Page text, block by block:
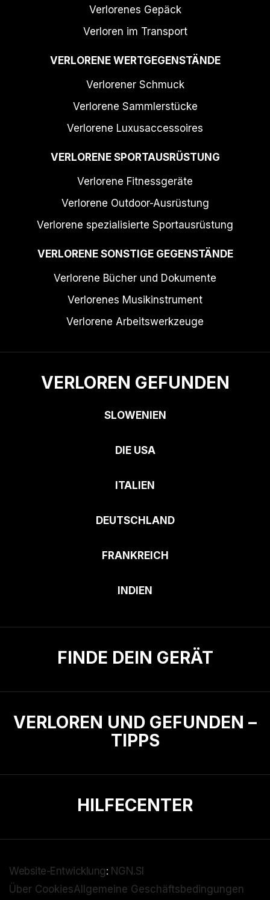
Verlorenes Gepäck
Verloren im Transport
VERLORENE WERTGEGENSTÄNDE
Verlorener Schmuck
Verlorene Sammlerstücke
Verlorene Luxusaccessoires
VERLORENE SPORTAUSRÜSTUNG
Verlorene Fitnessgeräte
Verlorene Outdoor-Ausrüstung
Verlorene spezialisierte Sportausrüstung
VERLORENE SONSTIGE GEGENSTÄNDE
Verlorene Bücher und Dokumente
Verlorenes Musikinstrument
Verlorene Arbeitswerkzeuge
VERLOREN GEFUNDEN
SLOWENIEN
DIE USA
ITALIEN
DEUTSCHLAND
FRANKREICH
INDIEN
FINDE DEIN GERÄT
VERLOREN UND GEFUNDEN –
TIPPS
HILFECENTER
Website-Entwicklung: NGN.SI
Über CookiesAllgemeine Geschäftsbedingungen